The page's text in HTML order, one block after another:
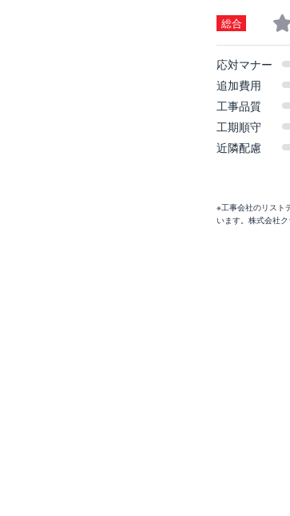
総合
応対マナー
追加費用
工事品質
工期順守
近隣配慮
※工事会社のリスト
います。株式会社